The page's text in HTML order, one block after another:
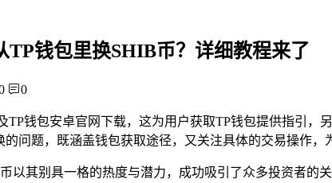
钱包里换SHIB币？详细教程来了
0
TP钱包安卓官网下载，这为用户获取TP钱包提供指引
问题，既涵盖钱包获取途径，又关注具体的交易操作
以其别具一格的热度与潜力，成功吸引了众多投资者